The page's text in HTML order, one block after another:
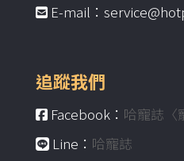
E-mail：
追蹤我們
Facebook： 哈寵誌〈
Line： 哈寵誌